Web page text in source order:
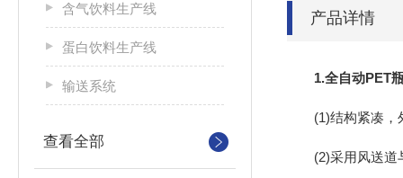
含气饮料生产线
蛋白饮料生产线
输送系统
查看全部
产品详情
1.全自动PET
(1)结构紧凑，外
(2)采用风送道与